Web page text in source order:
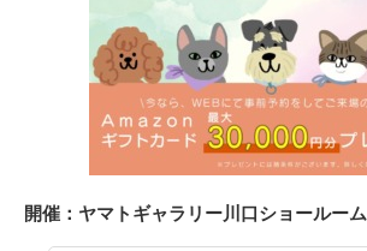
開催：ヤマトギャラリー川口ショールーム